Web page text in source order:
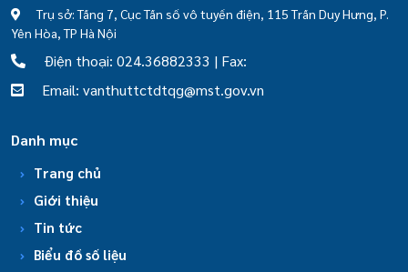
Trụ sở: Tầng 7, Cục Tần số vô tuyến điện, 115 Trần Duy Hưng, P.
Yên Hòa, TP Hà Nội
Điện thoại: 024.36882333 | Fax:
Email: vanthuttctdtqg@mst.gov.vn
Danh mục
Trang chủ
Giới thiệu
Tin tức
Biểu đồ số liệu